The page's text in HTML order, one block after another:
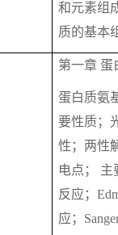
和元素组
质的基本
第一章 蛋
蛋白质氨
要性质；
性；两性
电点； 主
反应；
应；